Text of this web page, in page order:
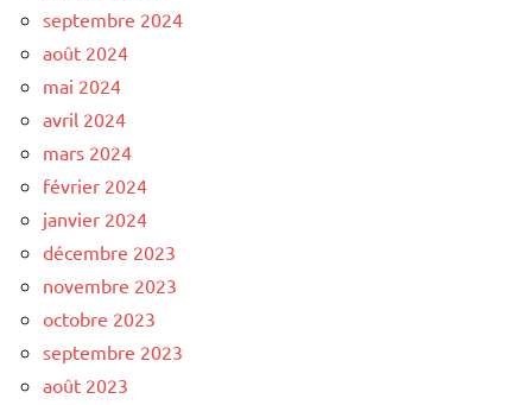
septembre 2024
août 2024
mai 2024
avril 2024
mars 2024
février 2024
janvier 2024
décembre 2023
novembre 2023
octobre 2023
septembre 2023
août 2023